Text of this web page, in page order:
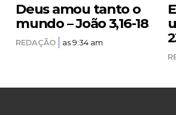
Deus amou tanto o
mundo – João 3,16-18
REDAÇÃO as 9:34 am